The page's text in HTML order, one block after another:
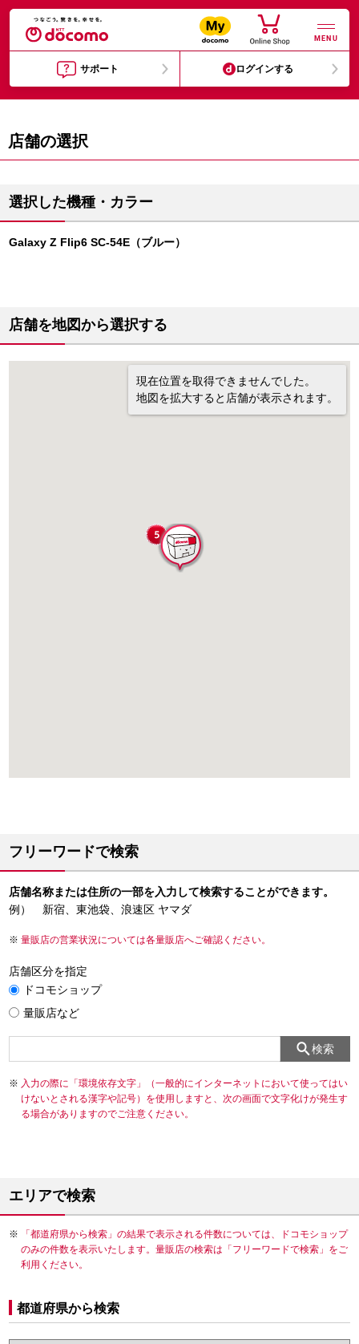
MENU
サポート ログインする
店舗の選択
選択した機種・カラー
Galaxy Z Flip6 SC-54E（ブルー）
店舗を地図から選択する
現在位置を取得できませんでした。
地図を拡大すると店舗が表示されます。
フリーワードで検索
店舗名称または住所の一部を入力して検索することができます。
例） 新宿、東池袋、浪速区 ヤマダ
量販店の営業状況については各量販店へご確認ください。
店舗区分を指定
ドコモショップ
量販店など
検索
入力の際に「環境依存文字」（一般的にインターネットにおいて使ってはい
けないとされる漢字や記号）を使用しますと、次の画面で文字化けが発生す
る場合がありますのでご注意ください。
エリアで検索
「都道府県から検索」の結果で表示される件数については、ドコモショップ
のみの件数を表示いたします。量販店の検索は「フリーワードで検索」をご
利用ください。
都道府県から検索